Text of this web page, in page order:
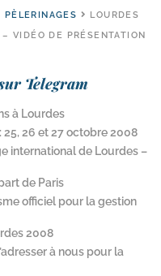
PÈLERINAGES
LOURDES
VIDÉO DE PRÉSENTATION
Telegram
à Lourdes
25, 26 et 27 octobre 2008
international de Lourdes –
de Paris
officiel pour la gestion
2008
à nous pour la